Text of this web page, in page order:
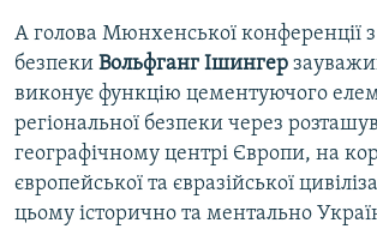
А голова Мюнхенської конференції
безпеки Вольфганг Ішингер
виконує функцію цементуючого
регіональної безпеки через
географічному центрі Європи, на
європейської та євразійської
цьому історично та ментально